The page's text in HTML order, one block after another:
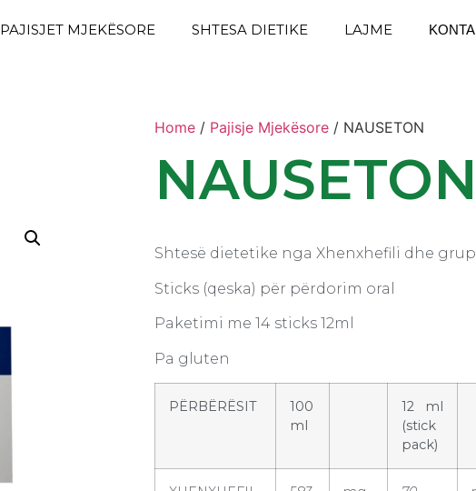
PAJISJET MJEKËSORE SHTESA DIETIKE LAJME
Home / Pajisje Mjekësore / NAUSETON
NAUSETON
Shtesë dietetike nga Xhenxhefili dhe
Sticks (qeska) për përdorim oral
Paketimi me 14 sticks 12ml
Pa gluten
PËRBËRËSIT
100
ml
12 ml
(stick
pack)